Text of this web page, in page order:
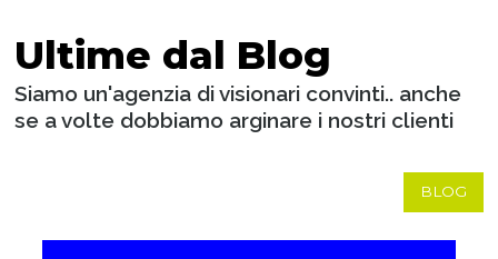
Ultime dal Blog
Siamo un'agenzia di visionari convinti.. anche
se a volte dobbiamo arginare i nostri clienti
BLOG